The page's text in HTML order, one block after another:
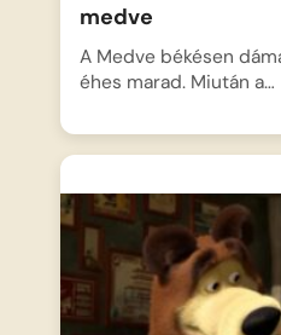
medve
A Medve békésen
éhes marad. Miután a…